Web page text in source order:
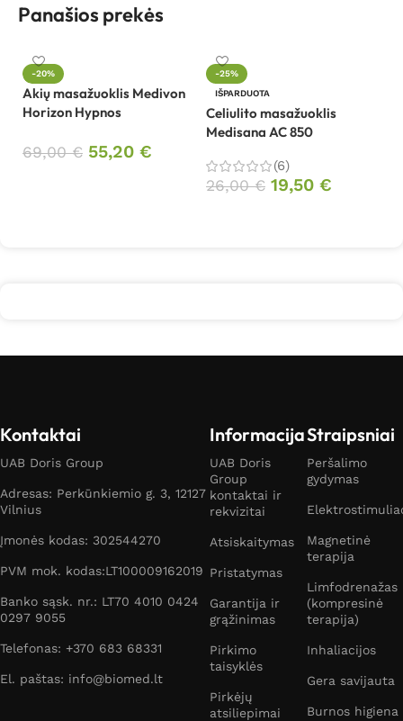
Panašios prekės
-20%
Akių masažuoklis Medivon
Horizon Hypnos
69,00€ 55,20 €
-25%
IŠPARDUOTA
Celiulito masažuoklis
Medisana AC 850
(6)
26,00€ 19,50 €
Kontaktai
UAB Doris Group
Adresas: Perkūnkiemio g. 3, 12127
Vilnius
Įmonės kodas: 302544270
PVM mok. kodas:LT100009162019
Banko sąsk. nr.: LT70 4010 0424
0297 9055
Telefonas: +370 683 68331
El. paštas: info@biomed.lt
Informacija
UAB Doris
Group
kontaktai ir
rekvizitai
Atsiskaitymas
Pristatymas
Garantija ir
grąžinimas
Pirkimo
taisyklės
Pirkėjų
atsiliepimai
Straipsniai
Peršalimo
gydymas
Magnetinė
terapija
Limfodrenažas
(kompresinė
terapija)
Inhaliacijos
Gera savijauta
Burnos higiena